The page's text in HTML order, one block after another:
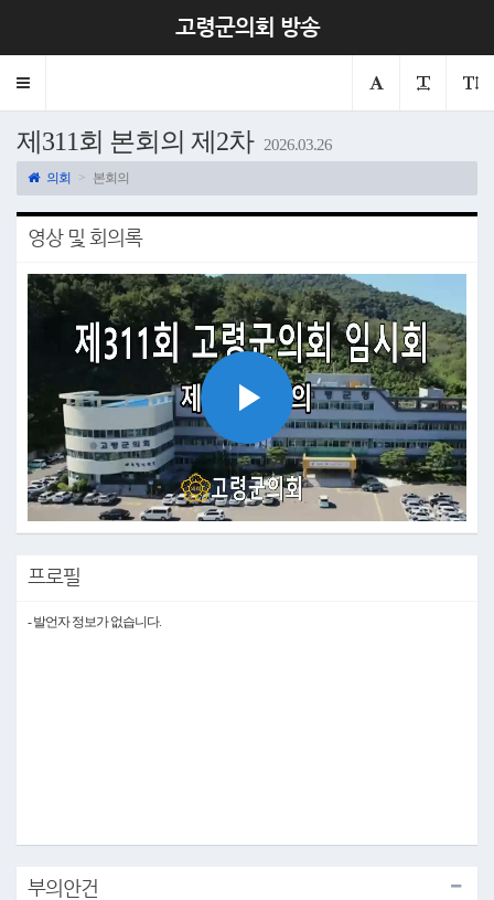
고령군의회 방송
Toggle
제311회 본회의 제2차 2026.03.26
의회 본회의
영상 및 회의록
Play
Video
프로필
- 발언자 정보가 없습니다.
부의안건